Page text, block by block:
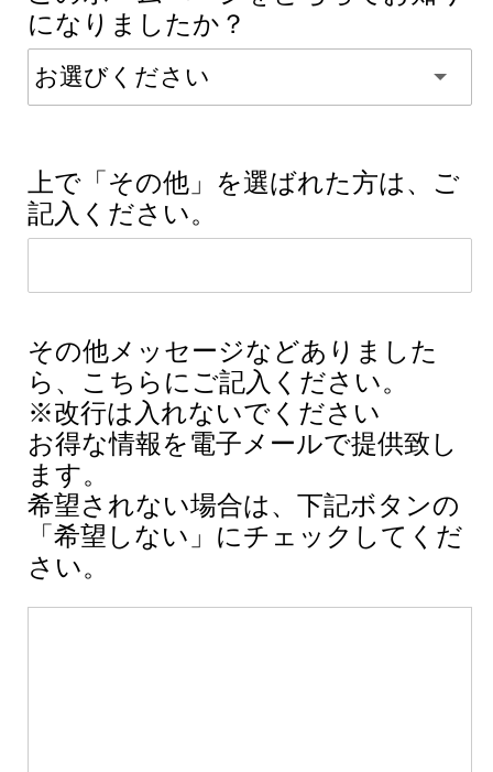
になりましたか？
上で「その他」を選ばれた方は、ご
記入ください。
その他メッセージなどありました
ら、こちらにご記入ください。
※改行は入れないでください
お得な情報を電子メールで提供致し
ます。
希望されない場合は、下記ボタンの
「希望しない」にチェックしてくだ
さい。